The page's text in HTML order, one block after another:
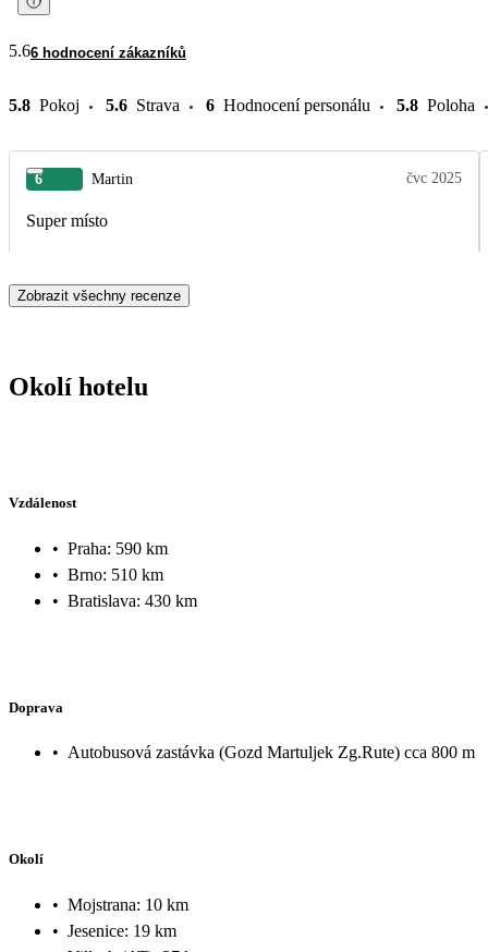
5.66 hodnocení zákazníků
5.8 Pokoj 5.6 Strava 6 Hodnocení personálu 5.8 Poloha
6 Martin čvc 2025
Super místo
Zobrazit všechny recenze
Okolí hotelu
Vzdálenost
• Praha: 590 km
• Brno: 510 km
• Bratislava: 430 km
Doprava
• Autobusová zastávka (Gozd Martuljek Zg.Rute) cca 800 m
Okolí
• Mojstrana: 10 km
• Jesenice: 19 km